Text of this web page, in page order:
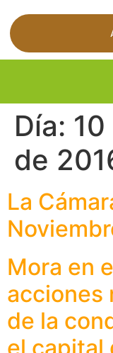
Día:
de
La
Mora en
acciones
de la